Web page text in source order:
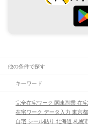
他の条件で探す
キーワード
完全在宅ワーク 関東副業 在
在宅ワーク データ入力 東京都
自宅 シール貼り 北海道 札幌